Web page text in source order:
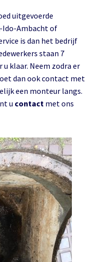
uitgevoerde
Ambacht of
is dan het bedrijf
staan 7
u klaar. Neem zodra er
dan ook contact met
een monteur langs.
u contact met ons